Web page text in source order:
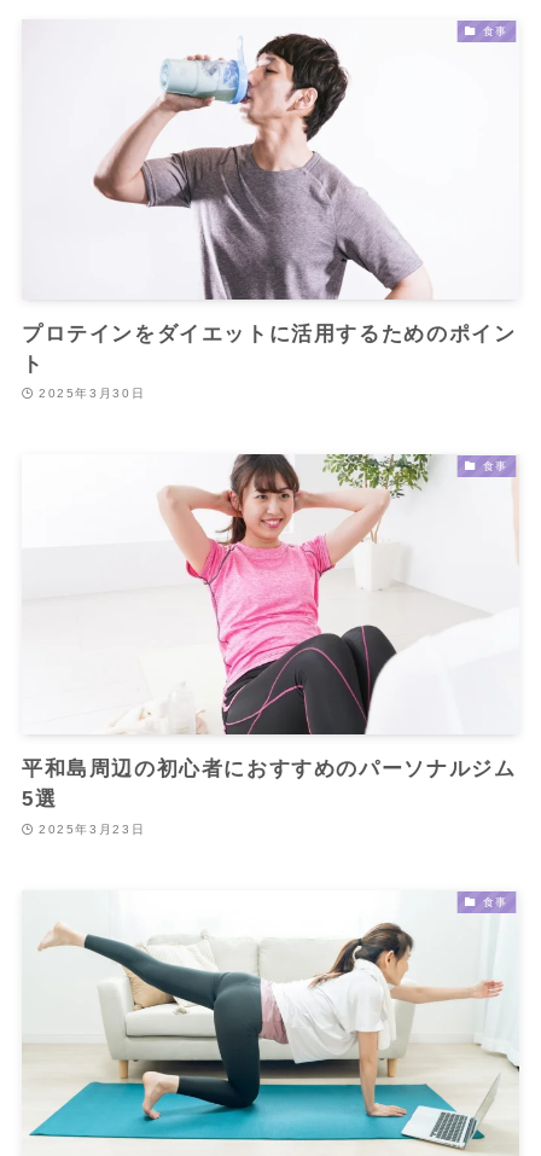
食事
プロテインをダイエットに活用するためのポイン
ト
2025年3月30日
食事
平和島周辺の初心者におすすめのパーソナルジム
5選
2025年3月23日
食事